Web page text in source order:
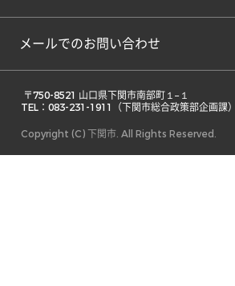
メールでのお問い合わせ
TEL：083-231-1911（下関市総合政策部企画課）
Copyright (C) 下関市. All Rights Reserved.